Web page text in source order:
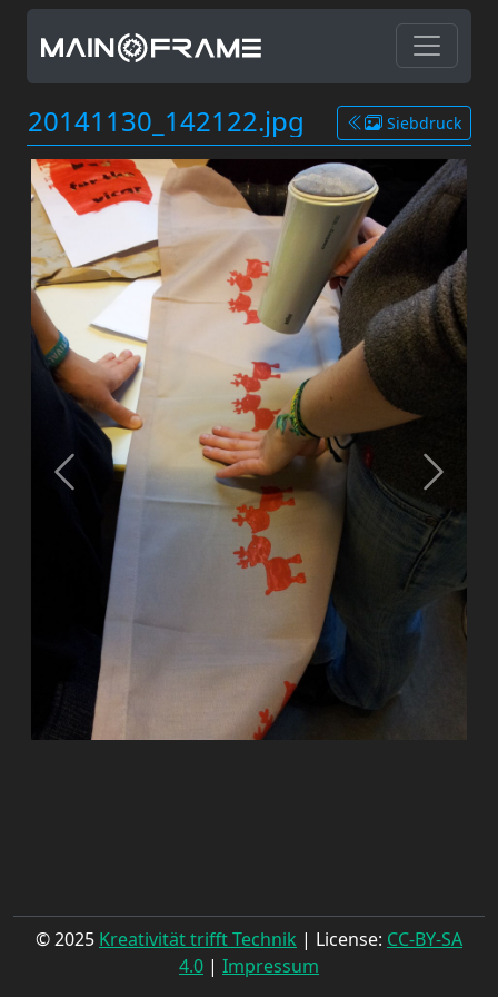
20141130_142122.jpg Siebdruck
© 2025 Kreativität trifft Technik | License: CC-BY-SA
4.0 | Impressum